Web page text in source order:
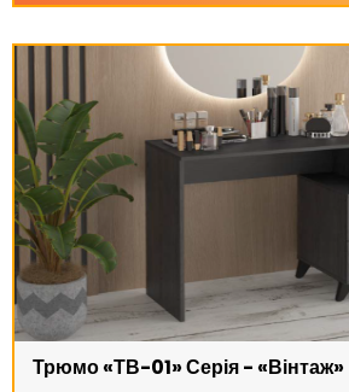
Трюмо «ТВ-01» Серія - «Вінтаж»